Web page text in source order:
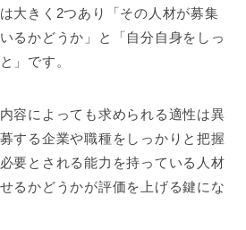
大きく2つあり「その人材が募集
るかどうか」と「自分自身をしっ
」です。
容によっても求められる適性は異
する企業や職種をしっかりと把握
要とされる能力を持っている人材
るかどうかが評価を上げる鍵にな